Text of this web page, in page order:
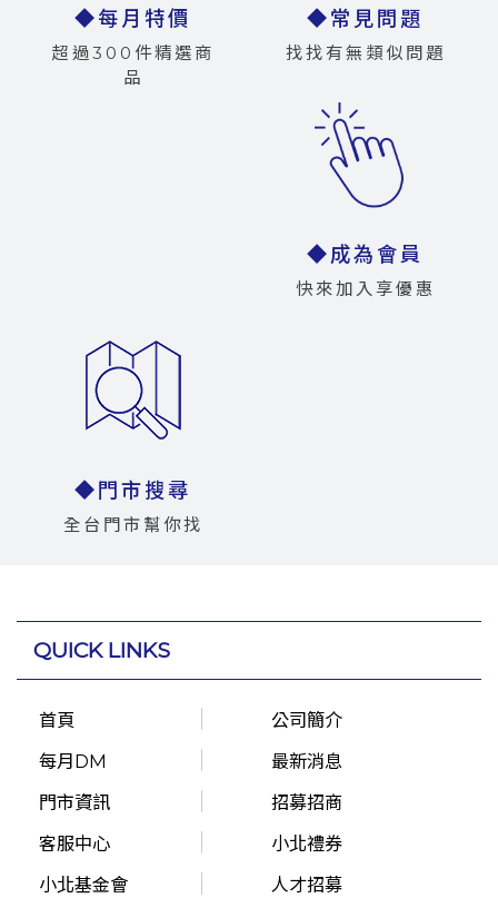
◆每月特價
超過300件精選商
品
◆常見問題
找找有無類似問題
◆成為會員
快來加入享優惠
◆門市搜尋
全台門市幫你找
QUICK LINKS
首頁
公司簡介
每月DM
最新消息
門市資訊
招募招商
客服中心
小北禮券
小北基金會
人才招募